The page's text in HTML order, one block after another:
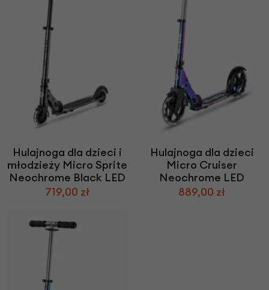
Hulajnoga dla dzieci i
młodzieży Micro Sprite
Neochrome Black LED
719,00 zł
Hulajnoga dla dzieci
Micro Cruiser
Neochrome LED
889,00 zł